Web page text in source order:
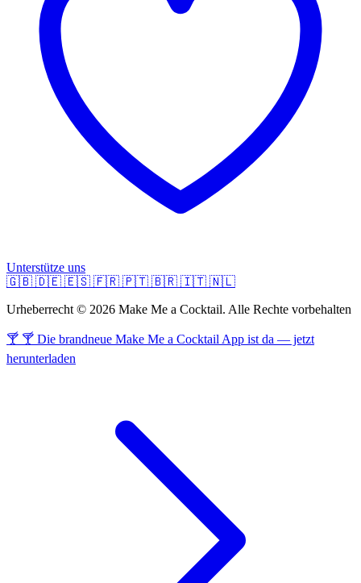
Unterstütze uns
🇬🇧 🇩🇪 🇪🇸 🇫🇷 🇵🇹 🇧🇷 🇮🇹 🇳🇱
Urheberrecht © 2026 Make Me a Cocktail. Alle Rechte vorbehalten
🍸 🍸 Die brandneue Make Me a Cocktail App ist da — jetzt
herunterladen